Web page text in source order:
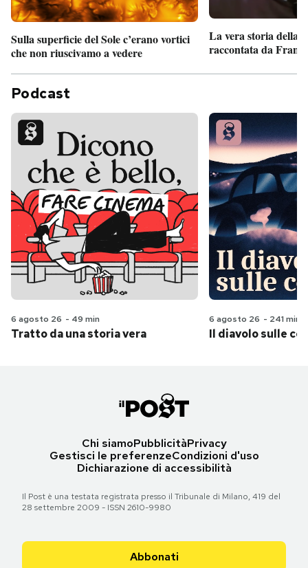
Sulla superficie del Sole c’erano vortici
che non riuscivamo a vedere
La vera storia della
raccontata da
Podcast
6 agosto 26 - 49 min
Tratto da una storia vera
6 agosto 26 - 241 min
Il diavolo sulle
Chi siamoPubblicitàPrivacy
Gestisci le preferenzeCondizioni d'uso
Dichiarazione di accessibilità
Il Post è una testata registrata presso il Tribunale di Milano, 419 del
28 settembre 2009 - ISSN 2610-9980
Abbonati